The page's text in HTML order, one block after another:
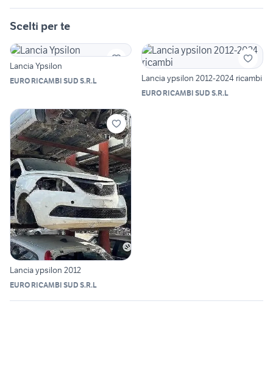
Scelti per te
Lancia Ypsilon
EURO RICAMBI SUD S.R.L Lancia ypsilon 2012-2024 ricambi
EURO RICAMBI SUD S.R.L
Lancia ypsilon 2012
EURO RICAMBI SUD S.R.L